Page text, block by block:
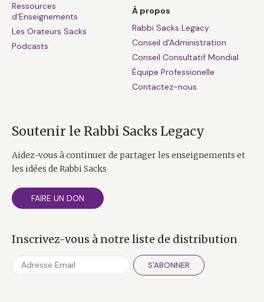
Ressources
d'Enseignements
Les Orateurs Sacks
Podcasts
À propos
Rabbi Sacks Legacy
Conseil d'Administration
Conseil Consultatif Mondial
Équipe Professionelle
Contactez-nous
Soutenir le Rabbi Sacks Legacy
Aidez-vous à continuer de partager les enseignements et
les idées de Rabbi Sacks
FAIRE UN DON
Inscrivez-vous à notre liste de distribution
S'ABONNER